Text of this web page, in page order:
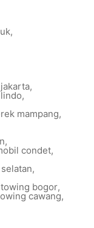
,
,
,
mampang,
,
condet,
,
bogor,
cawang,